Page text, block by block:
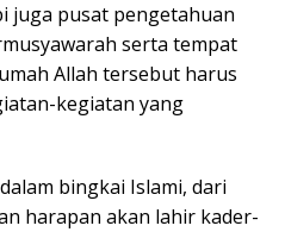
juga pusat pengetahuan
serta tempat
Allah tersebut harus
kegiatan yang
bingkai Islami, dari
harapan akan lahir kader-